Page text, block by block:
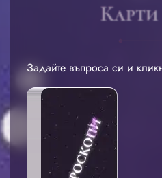
Задайте въпроса си и